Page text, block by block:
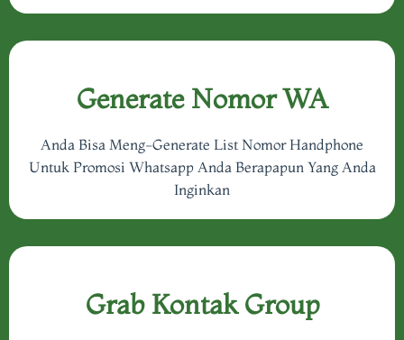
Generate Nomor WA
Anda Bisa Meng-Generate List Nomor Handphone
Untuk Promosi Whatsapp Anda Berapapun Yang Anda
Inginkan
Grab Kontak Group